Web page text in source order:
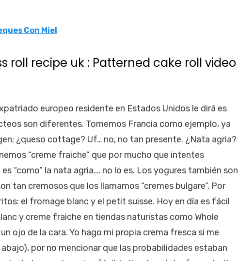
Con Miel
roll recipe uk : Patterned cake roll video
europeo residente en Estados Unidos le dirá es
son diferentes. Tomemos Francia como ejemplo, ya
¿queso cottage? Uf… no, no tan presente. ¿Nata agria?
“creme fraiche” que por mucho que intentes
“como” la nata agria…. no lo es. Los yogures también son
tan cremosos que los llamamos “cremes bulgare”. Por
el fromage blanc y el petit suisse. Hoy en día es fácil
y creme fraiche en tiendas naturistas como Whole
ojo de la cara. Yo hago mi propia crema fresca si me
por no mencionar que las probabilidades estaban